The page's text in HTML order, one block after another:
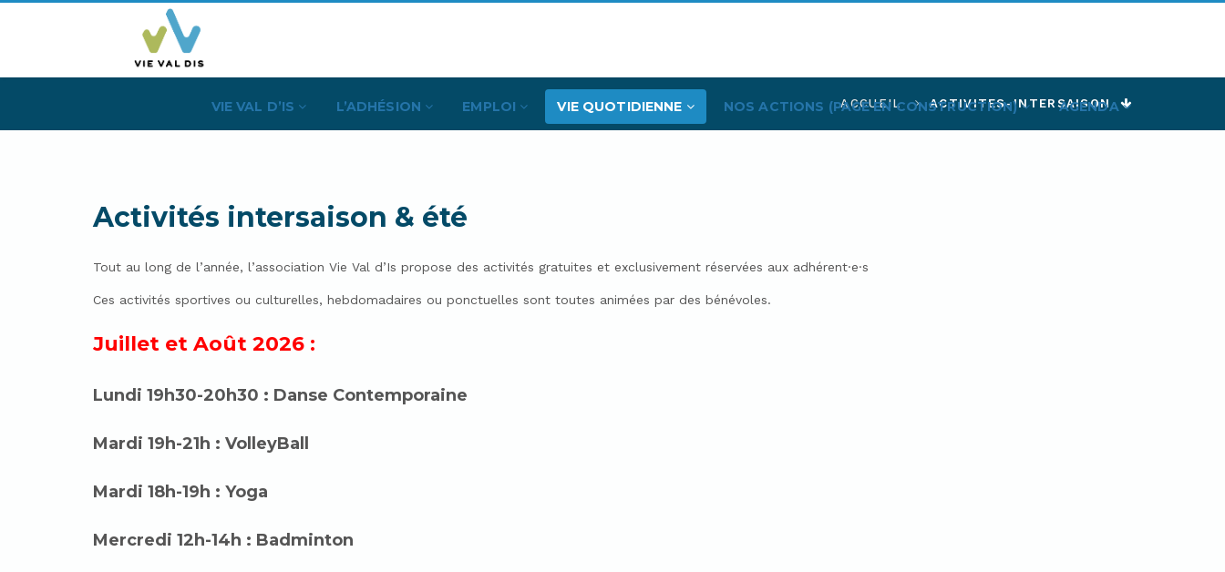
VIE VAL D’IS L’ADHÉSION EMPLOI VIE QUOTIDIENNE NOS ACTIONS (PAGE EN CONSTRUCTION) AGENDA
ACCUEIL ACTIVITES-INTERSAISON
Activités intersaison & été
Tout au long de l’année, l’association Vie Val d’Is propose des activités gratuites et exclusivement réservées aux adhérent·e·s
Ces activités sportives ou culturelles, hebdomadaires ou ponctuelles sont toutes animées par des bénévoles.
Juillet et Août 2026 :
Lundi 19h30-20h30 : Danse Contemporaine
Mardi 19h-21h : VolleyBall
Mardi 18h-19h : Yoga
Mercredi 12h-14h : Badminton